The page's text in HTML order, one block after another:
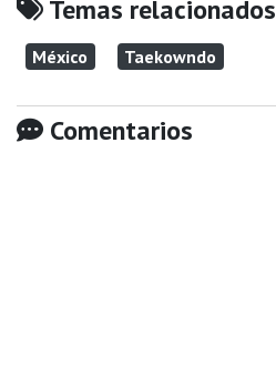
Temas relacionados
México Taekowndo
Comentarios